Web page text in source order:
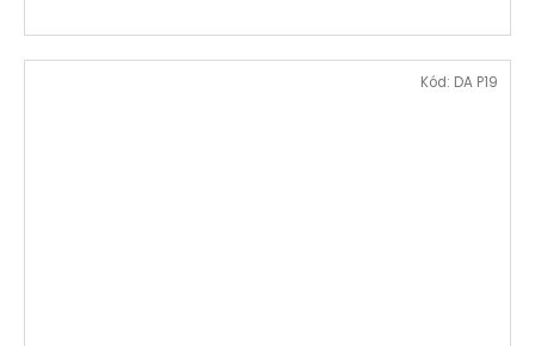
Kód: DA P19